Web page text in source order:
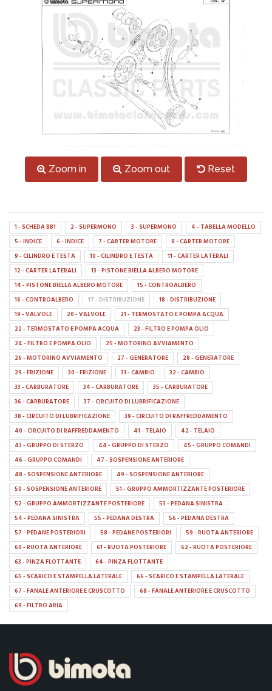
Zoom in Zoom out Reset
1 - SCHEDA BB1 2 - SUPERMONO 3 - SUPERMONO
4 - TABELLA MODELLO
5 - INDICE
6 - INDICE 7 - CARTER MOTORE
8 - CARTER MOTORE
9 - CILINDRO E TESTA
10 - CILINDRO E TESTA
11 - CARTER LATERALI
12 - CARTER LATERALI
13 - PISTONE BIELLA ALBERO MOTORE
14 - PISTONE BIELLA ALBERO MOTORE
15 - CONTROALBERO
16 - CONTROALBERO
17 - DISTRIBUZIONE
18 - DISTRIBUZIONE
19 - VALVOLE
20 - VALVOLE
21 - TERMOSTATO E POMPA ACQUA
22 - TERMOSTATO E POMPA ACQUA
23 - FILTRO E POMPA OLIO
24 - FILTRO E POMPA OLIO
25 - MOTORINO AVVIAMENTO
26 - MOTORINO AVVIAMENTO
27 - GENERATORE
28 - GENERATORE
29 - FRIZIONE
30 - FRIZIONE 31 - CAMBIO
32 - CAMBIO
33 - CARBURATORE
34 - CARBURATORE
35 - CARBURATORE
36 - CARBURATORE
37 - CIRCUITO DI LUBRIFICAZIONE
38 - CIRCUITO DI LUBRIFICAZIONE
39 - CIRCUITO DI RAFFREDDAMENTO
40 - CIRCUITO DI RAFFREDDAMENTO
41 - TELAIO
42 - TELAIO
43 - GRUPPO DI STERZO
44 - GRUPPO DI STERZO
45 - GRUPPO COMANDI
46 - GRUPPO COMANDI
47 - SOSPENSIONE ANTERIORE
48 - SOSPENSIONE ANTERIORE
49 - SOSPENSIONE ANTERIORE
50 - SOSPENSIONE ANTERIORE
51 - GRUPPO AMMORTIZZANTE POSTERIORE
52 - GRUPPO AMMORTIZZANTE POSTERIORE
53 - PEDANA SINISTRA
54 - PEDANA SINISTRA
55 - PEDANA DESTRA
56 - PEDANA DESTRA
57 - PEDANE POSTERIORI
58 - PEDANE POSTERIORI
59 - RUOTA ANTERIORE
60 - RUOTA ANTERIORE
61 - RUOTA POSTERIORE
62 - RUOTA POSTERIORE
63 - PINZA FLOTTANTE
64 - PINZA FLOTTANTE
65 - SCARICO E STAMPELLA LATERALE
66 - SCARICO E STAMPELLA LATERALE
67 - FANALE ANTERIORE E CRUSCOTTO
68 - FANALE ANTERIORE E CRUSCOTTO
69 - FILTRO ARIA